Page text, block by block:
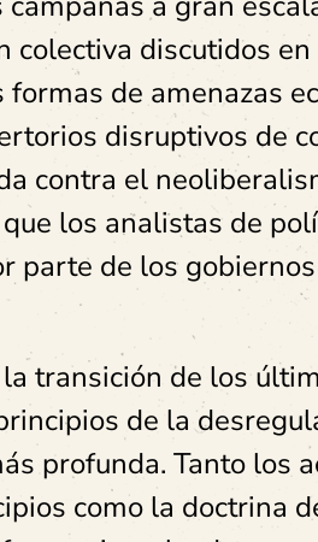
colectiva discutidos
de amenazas
disruptivos de
contra el
los analistas de
parte de los
transición de los
de la
profunda. Tanto los
como la doctrina